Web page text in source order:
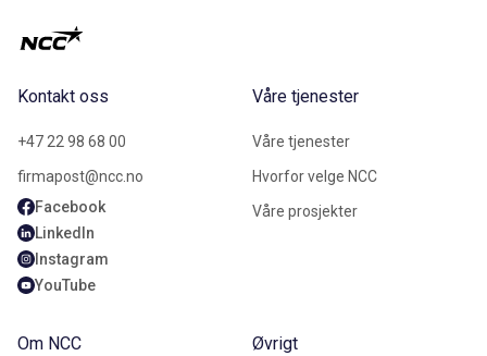
Kontakt oss
+47 22 98 68 00
firmapost@ncc.no
Facebook
LinkedIn
Instagram
YouTube
Våre tjenester
Våre tjenester
Hvorfor velge NCC
Våre prosjekter
Om NCC Øvrigt